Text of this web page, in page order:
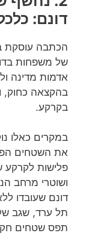
דונם:
הכתבה עוסקת
של משפחות
אדמות מדינה
בהקצאה כחוק,
בקרקע.
במקרים כאלו
את השטחים
דונם שעובדו
תל ערד, שגב